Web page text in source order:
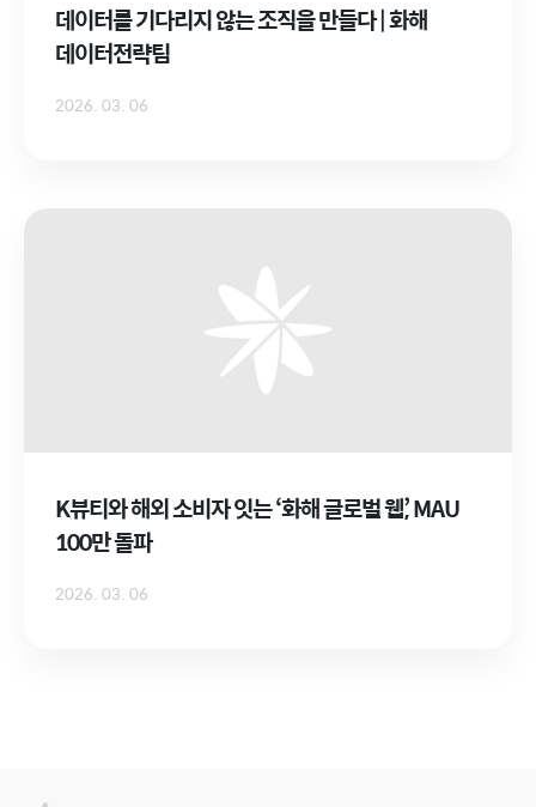
데이터를 기다리지 않는 조직을 만들다 | 화해
데이터전략팀
2026. 03. 06
K뷰티와 해외 소비자 잇는 ‘화해 글로벌 웹’, MAU
100만 돌파
2026. 03. 06